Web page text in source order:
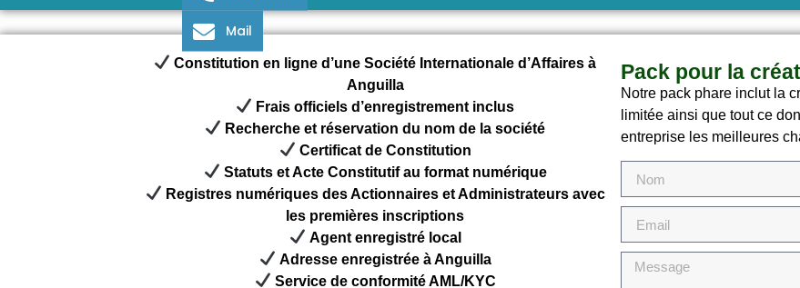
Constitution en ligne d’une Société Internationale d’Affaires à
Anguilla
Frais officiels d’enregistrement inclus
Recherche et réservation du nom de la société
Certificat de Constitution
Statuts et Acte Constitutif au format numérique
Registres numériques des Actionnaires et Administrateurs avec
les premières inscriptions
Agent enregistré local
Adresse enregistrée à Anguilla
Service de conformité AML/KYC
Pack pour la
Notre pack phare inclut la
limitée ainsi que tout ce
entreprise les meilleures
Mail